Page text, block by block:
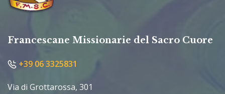
Francescane Missionarie del Sacro Cuore
+39 06 3325831
Via di Grottarossa, 301